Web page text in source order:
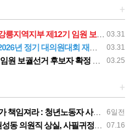
+
03.31
제12기 임원 보궐선거결과 공고
03.31
정기 대의원대회 재소집 건
03.25
보궐선거 후보자 확정 공고
+
6일전
고의 철저한 진상규명과 재발방지 대책 마련하라
07.16
의원직 상실, 사필귀정이다